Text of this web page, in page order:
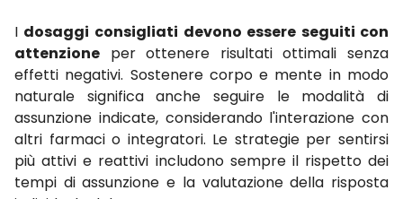
I dosaggi consigliati devono essere seguiti con
attenzione per ottenere risultati ottimali senza
effetti negativi. Sostenere corpo e mente in modo
naturale significa anche seguire le modalità di
assunzione indicate, considerando l'interazione con
altri farmaci o integratori. Le strategie per sentirsi
più attivi e reattivi includono sempre il rispetto dei
tempi di assunzione e la valutazione della risposta